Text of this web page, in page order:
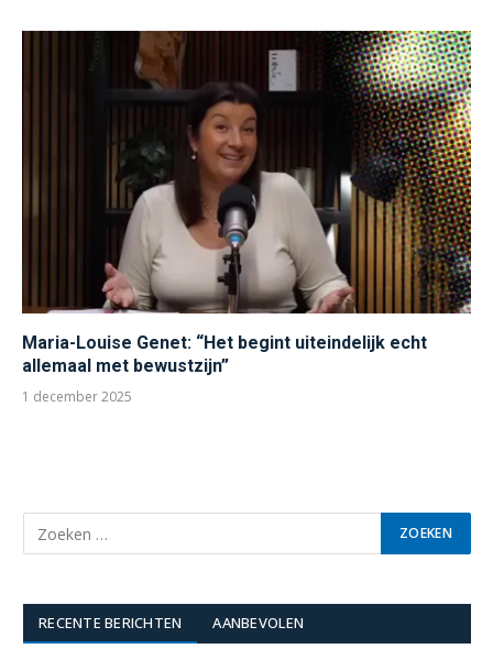
Maria-Louise Genet: “Het begint uiteindelijk echt
allemaal met bewustzijn”
1 december 2025
RECENTE BERICHTEN AANBEVOLEN